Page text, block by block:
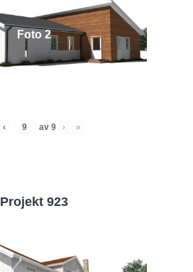
Foto 2
‹ av 9 › »
Projekt 923